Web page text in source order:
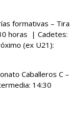
formativas – Tira
horas | Cadetes:
(ex U21):
Caballeros C –
14:30